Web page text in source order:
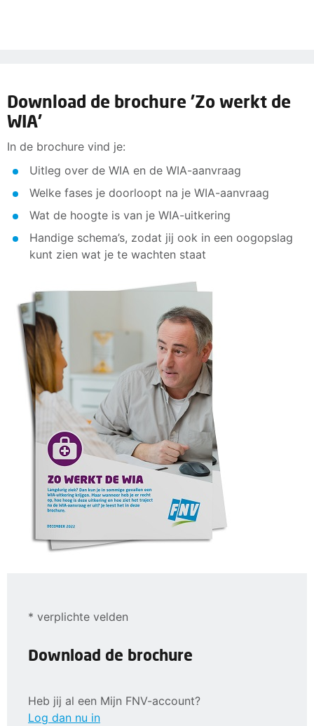
Download de brochure 'Zo werkt de
WIA'
In de brochure vind je:
Uitleg over de WIA en de WIA-aanvraag
Welke fases je doorloopt na je WIA-aanvraag
Wat de hoogte is van je WIA-uitkering
Handige schema’s, zodat jij ook in een oogopslag
kunt zien wat je te wachten staat
* verplichte velden
Download de brochure
Heb jij al een Mijn FNV-account?
Log dan nu in